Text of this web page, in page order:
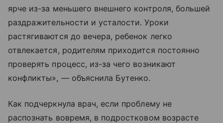
ярче из-за меньшего внешнего контроля, большей
раздражительности и усталости. Уроки
растягиваются до вечера, ребенок легко
отвлекается, родителям приходится постоянно
проверять процесс, из-за чего возникают
конфликты», — объяснила Бутенко.
Как подчеркнула врач, если проблему не
распознать вовремя, в подростковом возрасте